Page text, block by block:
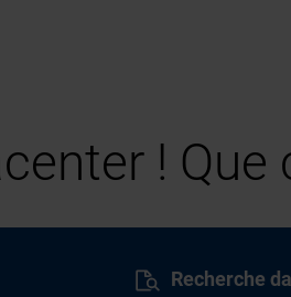
! Que
Recherche